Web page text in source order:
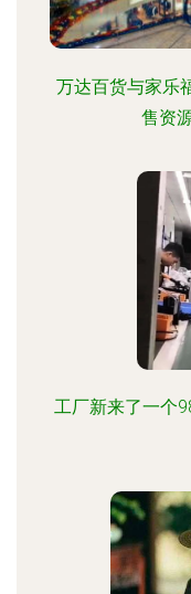
万达百货与家乐
售资
工厂新来了一个